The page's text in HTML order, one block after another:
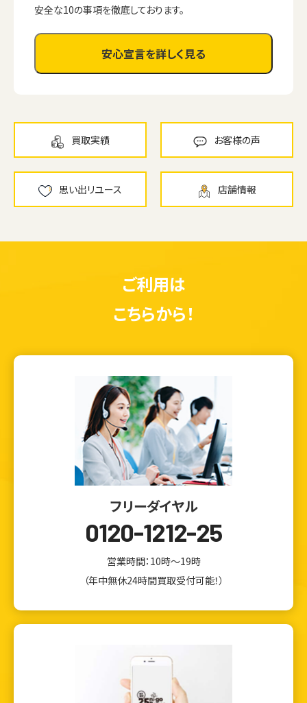
安全な10の事項を徹底しております。
安心宣言を詳しく見る
買取実績 お客様の声
思い出リユース 店舗情報
ご利用は
こちらから！
フリーダイヤル
0120-1212-25
営業時間：10時～19時
（年中無休24時間買取受付可能！）